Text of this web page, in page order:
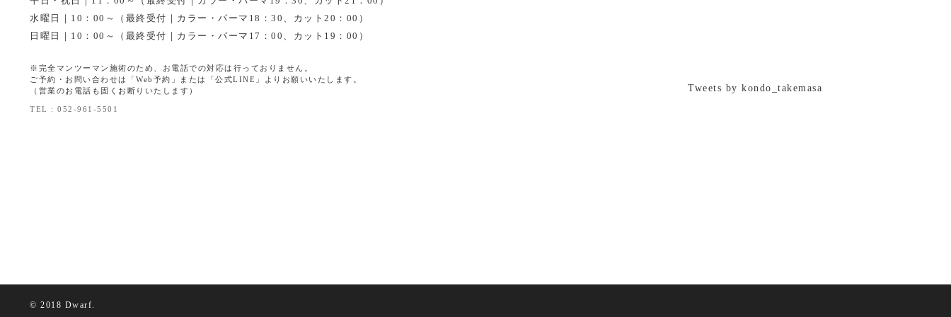
水曜日｜10：00～（最終受付｜カラー・パーマ18：30、カット20：00）
日曜日｜10：00～（最終受付｜カラー・パーマ17：00、カット19：00）
※完全マンツーマン施術のため、お電話での対応は行っておりません。
ご予約・お問い合わせは「Web予約」または「公式LINE」よりお願いいたします。
（営業のお電話も固くお断りいたします）
TEL : 052-961-5501
Tweets by kondo_takemasa
© 2018 Dwarf.